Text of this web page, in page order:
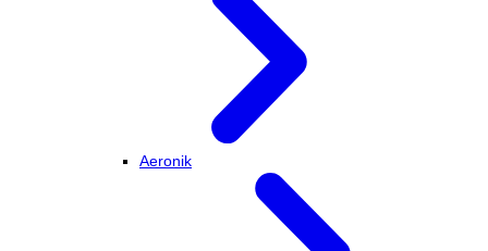
Aeronik